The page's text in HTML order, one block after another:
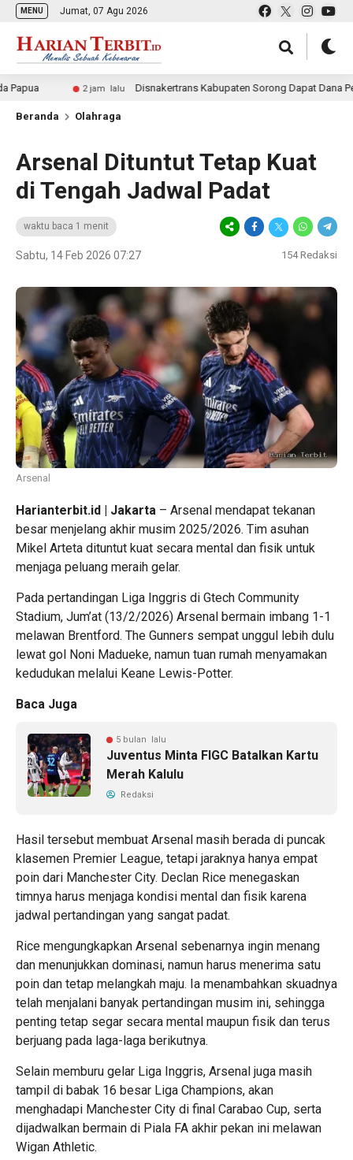
MENU Jumat, 07 Agu 2026
2 jam lalu Disnakertrans Kabupaten Sorong Dapat Dana
Beranda Olahraga
Arsenal Dituntut Tetap Kuat
di Tengah Jadwal Padat
waktu baca 1 menit
Sabtu, 14 Feb 2026 07:27 154Redaksi
Arsenal
Harianterbit.id | Jakarta – Arsenal mendapat tekanan
besar menjelang akhir musim 2025/2026. Tim asuhan
Mikel Arteta dituntut kuat secara mental dan fisik untuk
menjaga peluang meraih gelar.
Pada pertandingan Liga Inggris di Gtech Community
Stadium, Jum’at (13/2/2026) Arsenal bermain imbang 1-1
melawan Brentford. The Gunners sempat unggul lebih dulu
lewat gol Noni Madueke, namun tuan rumah menyamakan
kedudukan melalui Keane Lewis-Potter.
Baca Juga
5 bulan lalu
Juventus Minta FIGC Batalkan Kartu
Merah Kalulu
Redaksi
Hasil tersebut membuat Arsenal masih berada di puncak
klasemen Premier League, tetapi jaraknya hanya empat
poin dari Manchester City. Declan Rice menegaskan
timnya harus menjaga kondisi mental dan fisik karena
jadwal pertandingan yang sangat padat.
Rice mengungkapkan Arsenal sebenarnya ingin menang
dan menunjukkan dominasi, namun harus menerima satu
poin dan tetap melangkah maju. Ia menambahkan skuadnya
telah menjalani banyak pertandingan musim ini, sehingga
penting tetap segar secara mental maupun fisik dan terus
berjuang pada laga-laga berikutnya.
Selain memburu gelar Liga Inggris, Arsenal juga masih
tampil di babak 16 besar Liga Champions, akan
menghadapi Manchester City di final Carabao Cup, serta
dijadwalkan bermain di Piala FA akhir pekan ini melawan
Wigan Athletic.